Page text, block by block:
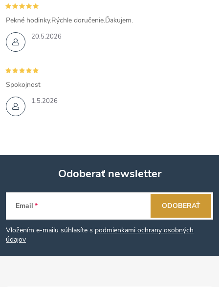
20.5.2026
Pekné hodinky.Rýchle doručenie.Ďakujem.
1.5.2026
Spokojnost
Z
á
p
Odoberať newsletter
Email
Vložením e-mailu súhlasíte s podmienkami ochrany osobných
údajov
ODOBERAŤ